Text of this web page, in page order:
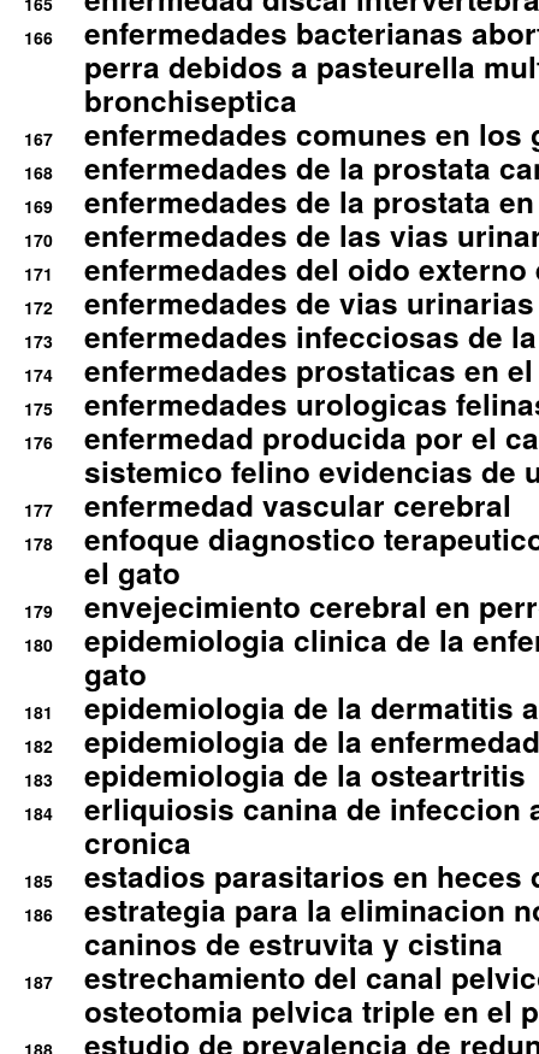
166
enfermedades bacterianas
perra debidos a pasteurella
bronchiseptica
167 enfermedades comunes en los
168 enfermedades de la prostata
169 enfermedades de la prostata
170 enfermedades de las vias
171 enfermedades del oido
172 enfermedades de vias
173 enfermedades infecciosas de
174 enfermedades prostaticas en
175 enfermedades urologicas
176
enfermedad producida por el
sistemico felino evidencias de
177 enfermedad vascular cerebral
178
enfoque diagnostico
el gato
179 envejecimiento cerebral en
180
epidemiologia clinica de la
gato
181 epidemiologia de la dermatitis
182 epidemiologia de la
183 epidemiologia de la osteartritis
184
erliquiosis canina de infeccion
cronica
185 estadios parasitarios en heces
186
estrategia para la eliminacion
caninos de estruvita y cistina
187
estrechamiento del canal
osteotomia pelvica triple en el
estudio de prevalencia de